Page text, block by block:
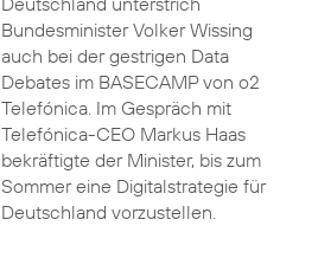
Bundesminister Volker Wissing
auch bei der gestrigen Data
Debates im BASECAMP von o2
Telefónica. Im Gespräch mit
Telefónica-CEO Markus Haas
bekräftigte der Minister, bis zum
Sommer eine Digitalstrategie für
Deutschland vorzustellen.